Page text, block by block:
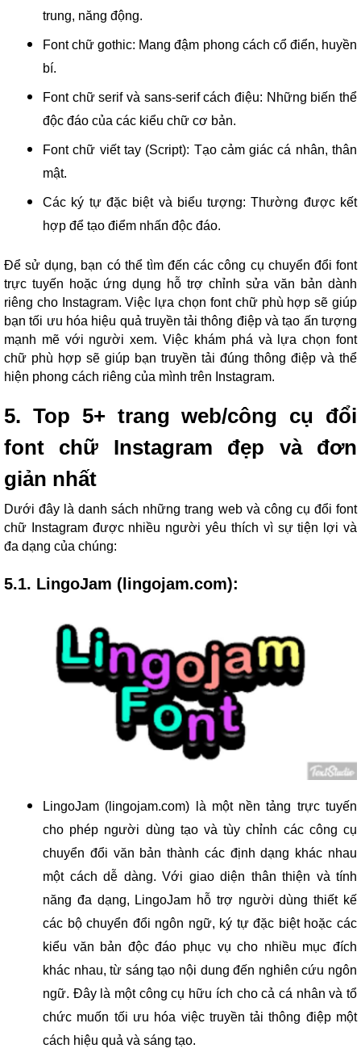
trung, năng động.
Font chữ gothic: Mang đậm phong cách cổ điển, huyền
bí.
Font chữ serif và sans-serif cách điệu: Những biến thể
độc đáo của các kiểu chữ cơ bản.
Font chữ viết tay (Script): Tạo cảm giác cá nhân, thân
mật.
Các ký tự đặc biệt và biểu tượng: Thường được kết
hợp để tạo điểm nhấn độc đáo.
Để sử dụng, bạn có thể tìm đến các công cụ chuyển đổi font
trực tuyến hoặc ứng dụng hỗ trợ chỉnh sửa văn bản dành
riêng cho Instagram. Việc lựa chọn font chữ phù hợp sẽ giúp
bạn tối ưu hóa hiệu quả truyền tải thông điệp và tạo ấn tượng
mạnh mẽ với người xem. Việc khám phá và lựa chọn font
chữ phù hợp sẽ giúp bạn truyền tải đúng thông điệp và thể
hiện phong cách riêng của mình trên Instagram.
5. Top 5+ trang web/công cụ đổi
font chữ Instagram đẹp và đơn
giản nhất
Dưới đây là danh sách những trang web và công cụ đổi font
chữ Instagram được nhiều người yêu thích vì sự tiện lợi và
đa dạng của chúng:
5.1. LingoJam (lingojam.com):
LingoJam (lingojam.com) là một nền tảng trực tuyến
cho phép người dùng tạo và tùy chỉnh các công cụ
chuyển đổi văn bản thành các định dạng khác nhau
một cách dễ dàng. Với giao diện thân thiện và tính
năng đa dạng, LingoJam hỗ trợ người dùng thiết kế
các bộ chuyển đổi ngôn ngữ, ký tự đặc biệt hoặc các
kiểu văn bản độc đáo phục vụ cho nhiều mục đích
khác nhau, từ sáng tạo nội dung đến nghiên cứu ngôn
ngữ. Đây là một công cụ hữu ích cho cả cá nhân và tổ
chức muốn tối ưu hóa việc truyền tải thông điệp một
cách hiệu quả và sáng tạo.